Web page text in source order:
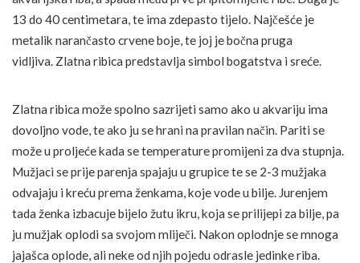
13 do 40 centimetara, te ima zdepasto tijelo. Najčešće je
metalik narančasto crvene boje, te joj je bočna pruga
vidljiva. Zlatna ribica predstavlja simbol bogatstva i sreće.
Zlatna ribica može spolno sazrijeti samo ako u akvariju ima
dovoljno vode, te ako ju se hrani na pravilan način. Pariti se
može u proljeće kada se temperature promijeni za dva stupnja.
Mužjaci se prije parenja spajaju u grupice te se 2-3 mužjaka
odvajaju i kreću prema ženkama, koje vode u bilje. Jurenjem
tada ženka izbacuje bijelo žutu ikru, koja se prilijepi za bilje, pa
ju mužjak oplodi sa svojom mliječi. Nakon oplodnje se mnoga
jajašca oplode, ali neke od njih pojedu odrasle jedinke riba.